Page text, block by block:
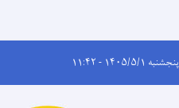
پنجشنبه ۱۴۰۵/۵/۱ - ۱۱:۴۲